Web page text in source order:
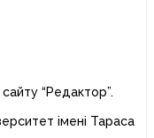
“Редактор”.
імені Тараса